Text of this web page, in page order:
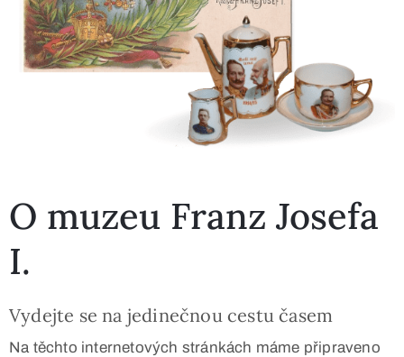
Prohlédnout expozici
O muzeu Franz Josefa
I.
Vydejte se na jedinečnou cestu časem
Na těchto internetových stránkách máme připraveno